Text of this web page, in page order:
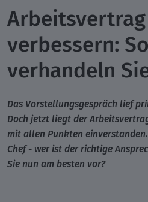
Arbeitsvertrag
verbessern: So
verhandeln
Das Vorstellungsgespräch lief
Doch jetzt liegt der
mit allen Punkten
Chef - wer ist der richtige
Sie nun am besten vor?